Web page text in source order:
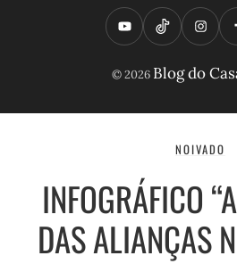
Y
o
t
e
T
i
t
I
n
t
a
a
m
© 2026 Blog do
NOIVADO
INFOGRÁFICO
DAS ALIANÇAS